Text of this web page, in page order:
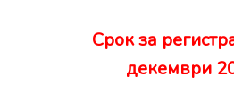
Срок за
декември